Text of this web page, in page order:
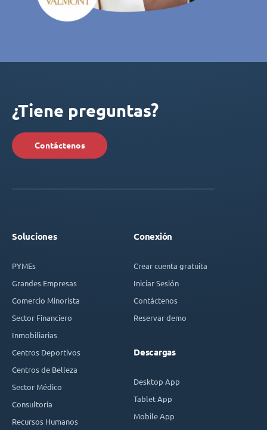
¿Tiene preguntas?
Contáctenos
Soluciones
PYMEs
Grandes Empresas
Comercio Minorista
Sector Financiero
Inmobiliarias
Centros Deportivos
Centros de Belleza
Sector Médico
Consultoría
Recursos Humanos
Conexión
Crear cuenta gratuita
Iniciar Sesión
Contáctenos
Reservar demo
Descargas
Desktop App
Tablet App
Mobile App